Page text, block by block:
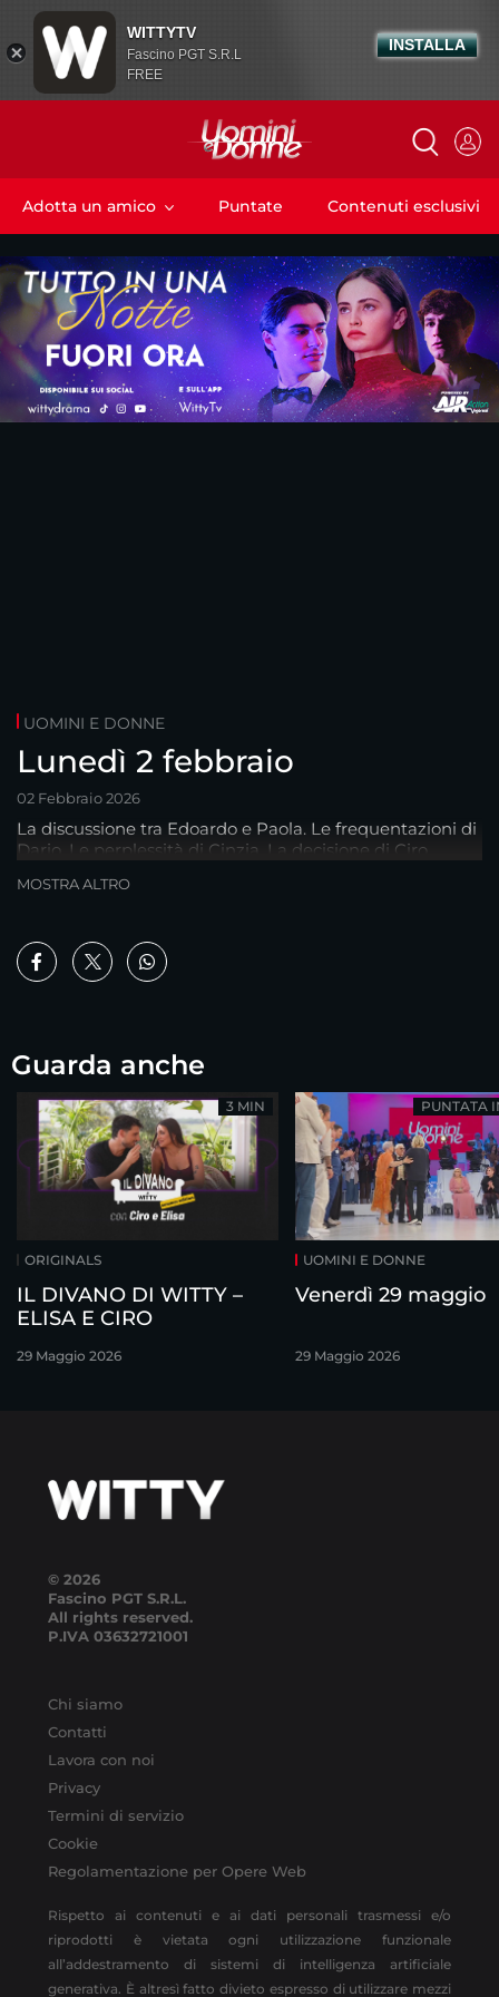
Adotta un amico Puntate Contenuti esclusivi
UOMINI E DONNE
Lunedì 2 febbraio
02 Febbraio 2026
La discussione tra Edoardo e Paola. Le frequentazioni di
Dario. Le perplessità di Cinzia. La decisione di Ciro.
MOSTRA ALTRO
Guarda anche
ORIGINALS
IL DIVANO DI WITTY –
ELISA E CIRO
29 Maggio 2026
3 MIN
UOMINI E DONNE
Venerdì 29 maggio
29 Maggio 2026
PUNTATA
© 2026
Fascino PGT S.R.L.
All rights reserved.
P.IVA 03632721001
Chi siamo
Contatti
Lavora con noi
Privacy
Termini di servizio
Cookie
Regolamentazione per Opere Web
Rispetto ai contenuti e ai dati personali trasmessi e/o
riprodotti è vietata ogni utilizzazione funzionale
all’addestramento di sistemi di intelligenza artificiale
generativa. È altresì fatto divieto espresso di utilizzare mezzi
WITTYTV
Fascino PGT S.R.L
FREE
INSTALLA